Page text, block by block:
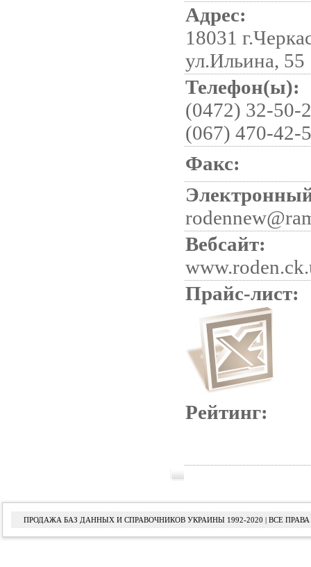
Адрес:
18031
ул.Ильина, 55
Телефон(ы):
(0472) 32-50-
(067) 470-42-
Факс:
Вебсайт:
Прайс-лист:
Рейтинг:
ПРОДАЖА БАЗ ДАННЫХ И СПРАВОЧНИКОВ УКРАИНЫ 1992-2020 | ВСЕ